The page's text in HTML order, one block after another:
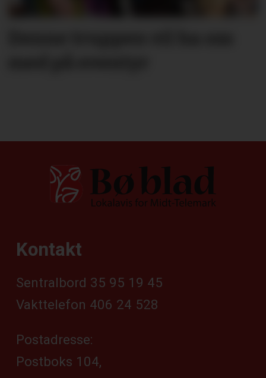
Kontakt
Sentralbord 35 95 19 45
Vakttelefon 406 24 528
Postadresse:
Postboks 104,